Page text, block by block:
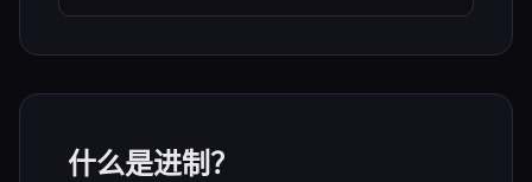
什么是进制？